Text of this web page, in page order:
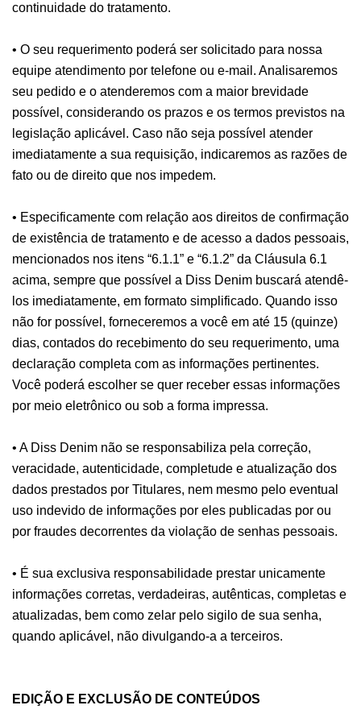
continuidade do tratamento.
• O seu requerimento poderá ser solicitado para nossa
equipe atendimento por telefone ou e-mail. Analisaremos
seu pedido e o atenderemos com a maior brevidade
possível, considerando os prazos e os termos previstos na
legislação aplicável. Caso não seja possível atender
imediatamente a sua requisição, indicaremos as razões de
fato ou de direito que nos impedem.
• Especificamente com relação aos direitos de confirmação
de existência de tratamento e de acesso a dados pessoais,
mencionados nos itens “6.1.1” e “6.1.2” da Cláusula 6.1
acima, sempre que possível a Diss Denim buscará atendê-
los imediatamente, em formato simplificado. Quando isso
não for possível, forneceremos a você em até 15 (quinze)
dias, contados do recebimento do seu requerimento, uma
declaração completa com as informações pertinentes.
Você poderá escolher se quer receber essas informações
por meio eletrônico ou sob a forma impressa.
• A Diss Denim não se responsabiliza pela correção,
veracidade, autenticidade, completude e atualização dos
dados prestados por Titulares, nem mesmo pelo eventual
uso indevido de informações por eles publicadas por ou
por fraudes decorrentes da violação de senhas pessoais.
• É sua exclusiva responsabilidade prestar unicamente
informações corretas, verdadeiras, autênticas, completas e
atualizadas, bem como zelar pelo sigilo de sua senha,
quando aplicável, não divulgando-a a terceiros.
EDIÇÃO E EXCLUSÃO DE CONTEÚDOS